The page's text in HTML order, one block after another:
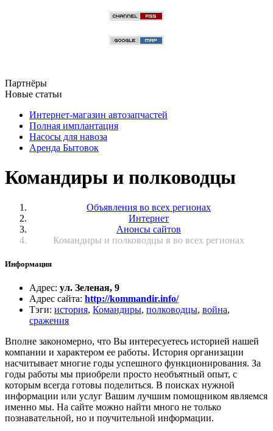
Партнёры
Новые статьи
Интернет-магазин автозапчастей
Полная имплантация
Насосы для навоза
Аренда Бытовок
Командиры и полководцы
Объявления во всех регионах
Интернет
Анонсы сайтов
Командиры и полководцы в во всех регионах
Информация
Адрес: ул. Зеленая, 9
Адрес сайта: http://kommandir.info/
Тэги: история, Командиры, полководцы, война,
сражения
Вполне закономерно, что Вы интересуетесь историей нашей
компании и характером ее работы. История организации
насчитывает многие годы успешного функционирования. За
годы работы мы приобрели просто необъятный опыт, с
которым всегда готовы поделиться. В поисках нужной
информации или услуг Вашим лучшим помощником являемся
именно мы. На сайте можно найти много не только
познавательной, но и поучительной информации.